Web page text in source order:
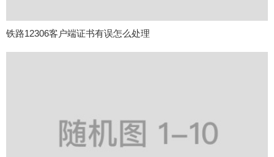
铁路12306客户端证书有误怎么处理